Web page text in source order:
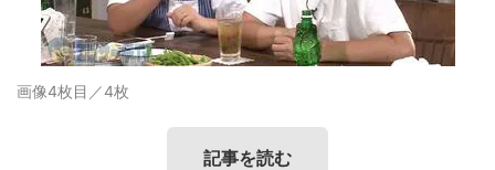
画像4枚目／4枚
記事を読む